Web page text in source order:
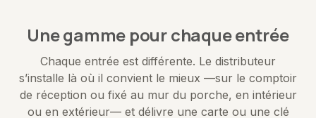
Une gamme pour chaque entrée
Chaque entrée est différente. Le distributeur
s’installe là où il convient le mieux —sur le comptoir
de réception ou fixé au mur du porche, en intérieur
ou en extérieur— et délivre une carte ou une clé